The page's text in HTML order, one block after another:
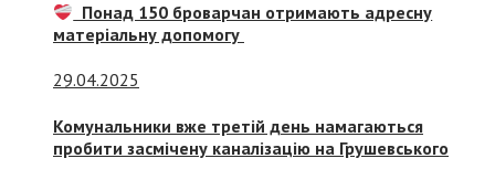
Понад 150 броварчан отримають адресну
матеріальну допомогу
29.04.2025
Комунальники вже третій день намагаються
пробити засмічену каналізацію на Грушевського